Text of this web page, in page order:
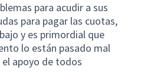
para acudir a sus
para pagar las cuotas,
y es primordial que
lo están pasado mal
apoyo de todos